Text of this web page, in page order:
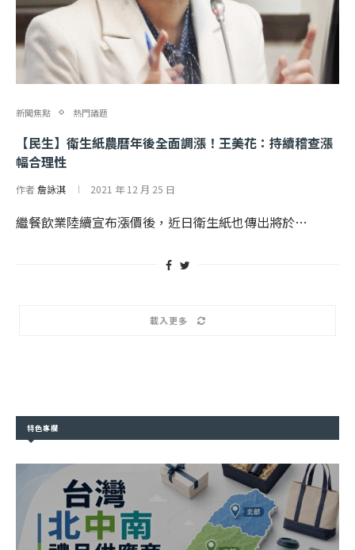
新聞焦點 熱門議題
【民生】衛生紙農曆年後全面調漲！王美花：持續稽查漲
幅合理性
作者詹詠淇 2021 年 12 月 25 日
繼餐飲業陸續宣布漲價後，近日衛生紙也傳出將於…
載入更多
特色專欄